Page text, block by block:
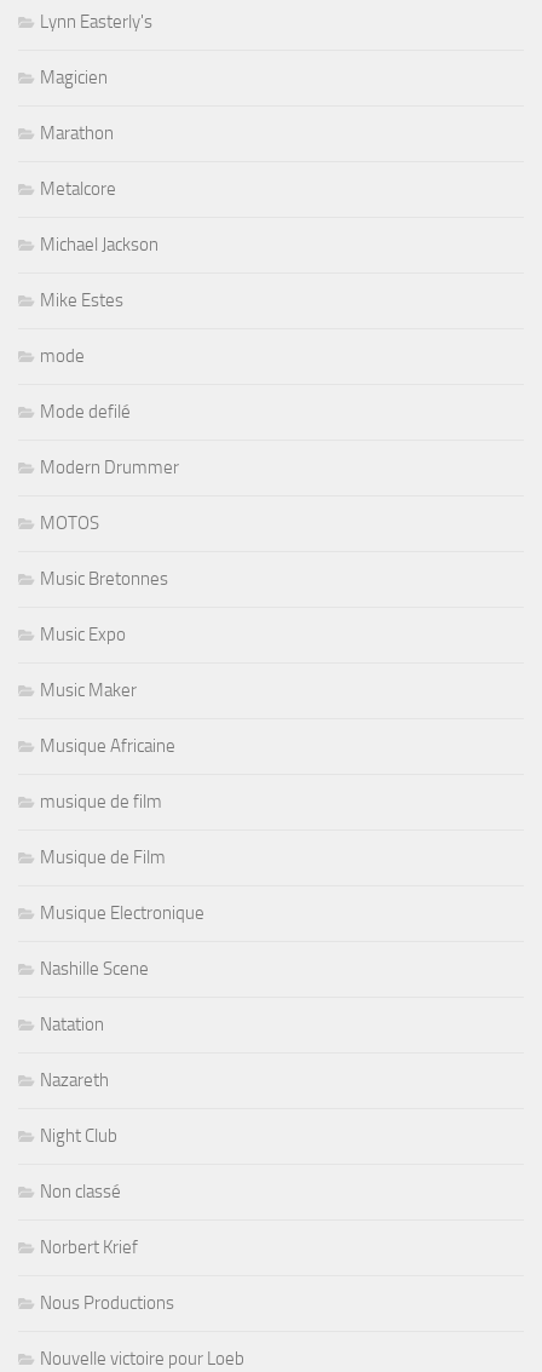
Lynn Easterly's
Magicien
Marathon
Metalcore
Michael Jackson
Mike Estes
mode
Mode defilé
Modern Drummer
MOTOS
Music Bretonnes
Music Expo
Music Maker
Musique Africaine
musique de film
Musique de Film
Musique Electronique
Nashille Scene
Natation
Nazareth
Night Club
Non classé
Norbert Krief
Nous Productions
Nouvelle victoire pour Loeb